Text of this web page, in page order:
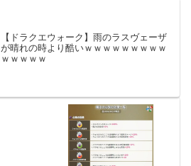
【ドラクエウォーク】雨のラスヴェーザ
が晴れの時より酷いｗｗｗｗｗｗｗｗｗ
ｗｗｗｗｗ